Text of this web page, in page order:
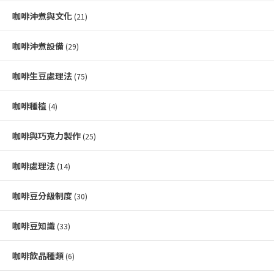
咖啡沖煮與文化 (21)
咖啡沖煮設備 (29)
咖啡生豆處理法 (75)
咖啡種植 (4)
咖啡與巧克力製作 (25)
咖啡處理法 (14)
咖啡豆分級制度 (30)
咖啡豆知識 (33)
咖啡飲品種類 (6)